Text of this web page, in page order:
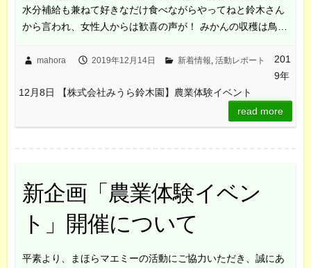
水分補給も兼ねて好きなだけ食べながらやってねと鈴木さん
から言われ、女性人からは歓喜の声が！ みかんの収穫は鳥…
mahora 2019年12月14日 新着情報, 活動レポート
201
9年
12月8日 【株式会社みうら鈴木園】農業体験イベント
read more
新企画「農業体験イベン
ト」開催について
平素より、まほらマエミーの活動にご協力いただき、誠にあ